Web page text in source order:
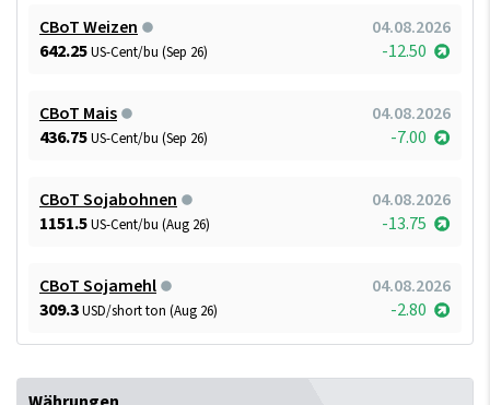
CBoT Weizen
04.08.2026
642.25US-Cent/bu (Sep 26) -12.50
CBoT Mais
04.08.2026
436.75US-Cent/bu (Sep 26) -7.00
CBoT Sojabohnen
04.08.2026
1151.5US-Cent/bu (Aug 26) -13.75
CBoT Sojamehl
04.08.2026
309.3USD/short ton (Aug 26) -2.80